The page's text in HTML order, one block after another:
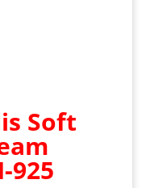
Soft
925